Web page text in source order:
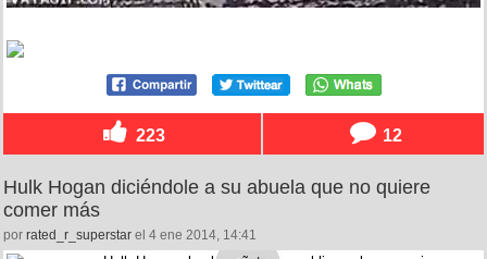
223 12
Hulk Hogan diciéndole a su abuela que no quiere
comer más
por rated_r_superstar el 4 ene 2014, 14:41